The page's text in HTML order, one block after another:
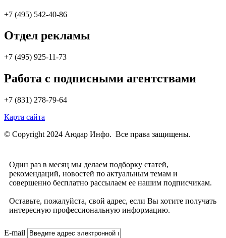
+7 (495) 542-40-86
Отдел рекламы
+7 (495) 925-11-73
Работа с подписными агентствами
+7 (831) 278-79-64
Карта сайта
© Copyright 2024 Аюдар Инфо. Все права защищены.
Один раз в месяц мы делаем подборку статей,
рекомендаций, новостей по актуальным темам и
совершенно бесплатно рассылаем ее нашим подписчикам.
Оставьте, пожалуйста, свой адрес, если Вы хотите получать
интересную профессиональную информацию.
E-mail